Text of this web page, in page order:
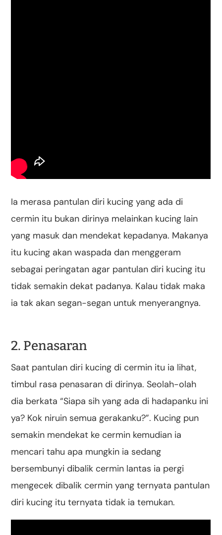
Ia merasa pantulan diri kucing yang ada di
cermin itu bukan dirinya melainkan kucing lain
yang masuk dan mendekat kepadanya. Makanya
itu kucing akan waspada dan menggeram
sebagai peringatan agar pantulan diri kucing itu
tidak semakin dekat padanya. Kalau tidak maka
ia tak akan segan-segan untuk menyerangnya.
2. Penasaran
Saat pantulan diri kucing di cermin itu ia lihat,
timbul rasa penasaran di dirinya. Seolah-olah
dia berkata “Siapa sih yang ada di hadapanku ini
ya? Kok niruin semua gerakanku?”. Kucing pun
semakin mendekat ke cermin kemudian ia
mencari tahu apa mungkin ia sedang
bersembunyi dibalik cermin lantas ia pergi
mengecek dibalik cermin yang ternyata pantulan
diri kucing itu ternyata tidak ia temukan.